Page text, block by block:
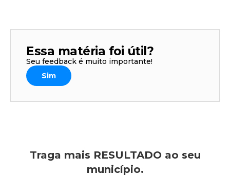
Essa matéria foi útil?
Seu feedback é muito importante!
Sim
Traga mais RESULTADO ao seu
município.